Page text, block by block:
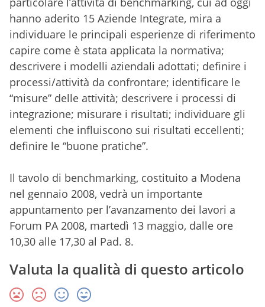
hanno aderito 15 Aziende Integrate, mira a
individuare le principali esperienze di riferimento
capire come è stata applicata la normativa;
descrivere i modelli aziendali adottati; definire i
processi/attività da confrontare; identificare le
“misure” delle attività; descrivere i processi di
integrazione; misurare i risultati; individuare gli
elementi che influiscono sui risultati eccellenti;
definire le “buone pratiche”.
Il tavolo di benchmarking, costituito a Modena
nel gennaio 2008, vedrà un importante
appuntamento per l’avanzamento dei lavori a
Forum PA 2008, martedì 13 maggio, dalle ore
10,30 alle 17,30 al Pad. 8.
Valuta la qualità di questo articolo